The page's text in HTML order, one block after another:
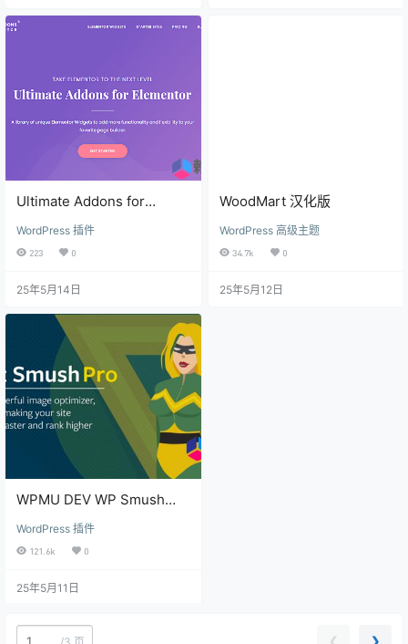
Ultimate Addons for
Elementor 【汉化】
WordPress 插件
223 0
25年5月14日
WoodMart 汉化版
WordPress 高级主题
34.7k 0
25年5月12日
WPMU DEV WP Smush
WordPress 插件
121.6k 0
25年5月11日
❮ ❯